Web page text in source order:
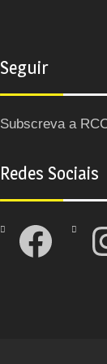
Seguir
Subscreva a
Redes Sociais
Facebook